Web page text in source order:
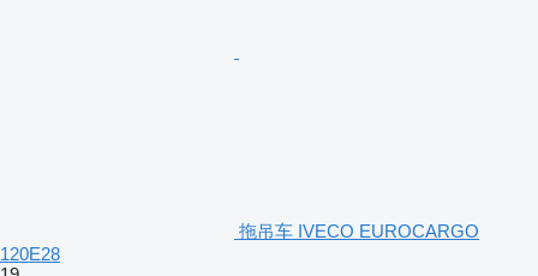
拖吊车 IVECO EUROCARGO
120E28